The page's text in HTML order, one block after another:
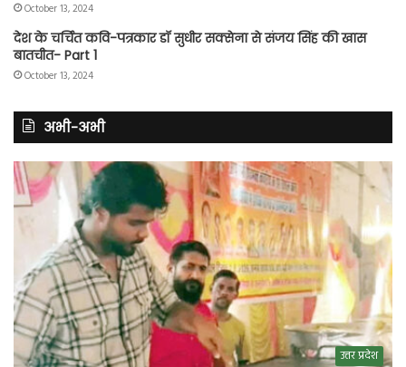
October 13, 2024
देश के चर्चित कवि-पत्रकार डॉ सुधीर सक्सेना से संजय सिंह की खास
बातचीत- Part 1
October 13, 2024
अभी-अभी
उत्तर प्रदेश